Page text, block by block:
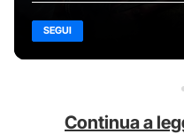
SEGUI
Continua a